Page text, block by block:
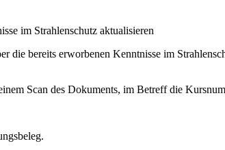
im Strahlenschutz aktualisieren
die bereits erworbenen Kenntnisse im
Scan des Dokuments, im Betreff die